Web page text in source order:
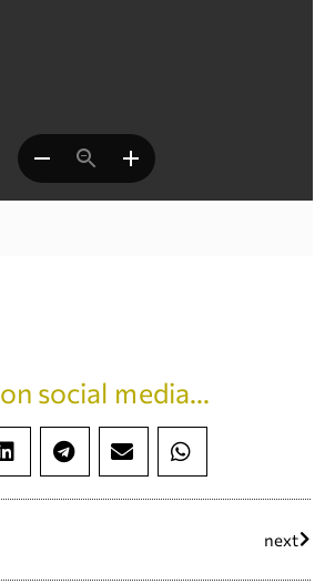
on social media...
next